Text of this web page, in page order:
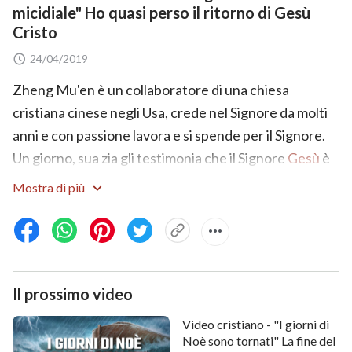
micidiale" Ho quasi perso il ritorno di Gesù
Cristo
24/04/2019
Zheng Mu'en è un collaboratore di una chiesa
cristiana cinese negli Usa, crede nel Signore da molti
anni e con passione lavora e si spende per il Signore.
Un giorno, sua zia gli testimonia che il Signore Gesù è
ritornato per esprimere la verità e compiere l'opera di
notizia che lo entusiasma notevolmente. Dopo aver
letto la
parola di Dio
Onnipotente e aver guardato
film e video della Chiesa di Dio Onnipotente, Zheng
Mu'en col cuore verifica che le parole di Dio
Onnipotente sono la verità e che Dio Onnipotente
può benissimo essere il ritorno del Signore Gesù,
Mostra di più
Il prossimo video
Video cristiano - "I giorni di
Noè sono tornati" La fine del